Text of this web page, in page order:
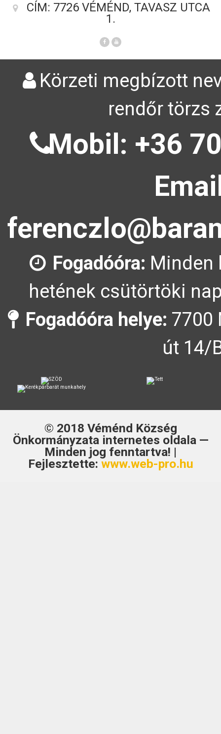
CÍM: 7726 VÉMÉND, TAVASZ UTCA
1.
Körzeti megbízott
rendőr törzs
Mobil: +36
Fogadóóra: Minden
hetének csütörtöki
Fogadóóra helye: 7700
út 14/
© 2018 Véménd Község
Önkormányzatainternetes oldala —
Minden jog fenntartva! |
Fejlesztette: www.web-pro.hu